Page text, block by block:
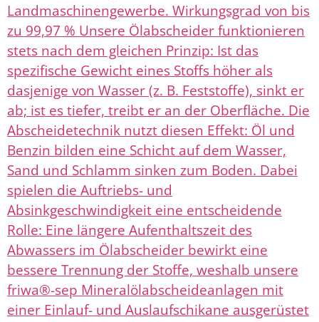
Landmaschinengewerbe. Wirkungsgrad von bis
zu 99,97 % Unsere Ölabscheider funktionieren
stets nach dem gleichen Prinzip: Ist das
spezifische Gewicht eines Stoffs höher als
dasjenige von Wasser (z. B. Feststoffe), sinkt er
ab; ist es tiefer, treibt er an der Oberfläche. Die
Abscheidetechnik nutzt diesen Effekt: Öl und
Benzin bilden eine Schicht auf dem Wasser,
Sand und Schlamm sinken zum Boden. Dabei
spielen die Auftriebs- und
Absinkgeschwindigkeit eine entscheidende
Rolle: Eine längere Aufenthaltszeit des
Abwassers im Ölabscheider bewirkt eine
bessere Trennung der Stoffe, weshalb unsere
friwa®-sep Mineralölabscheideanlagen mit
einer Einlauf- und Auslaufschikane ausgerüstet